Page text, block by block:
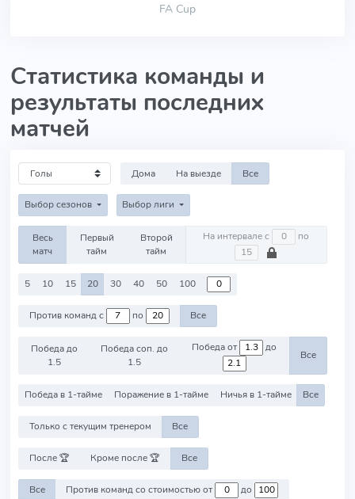
FA Cup
Статистика команды и
результаты последних
матчей
Дома На выезде Все
Выбор сезонов Выбор лиги
Весь
матч
Первый
тайм
Второй
тайм
На интервале с по
5 10 15 20 30 40 50 100
Против команд с по Все
Победа до
1.5
Победа соп. до
1.5
Победа от до
Все
Победа в 1-тайме Поражение в 1-тайме Ничья в 1-тайме Все
Только с текущим тренером Все
После 🏆 Кроме после 🏆 Все
Все Против команд со стоимостью от до